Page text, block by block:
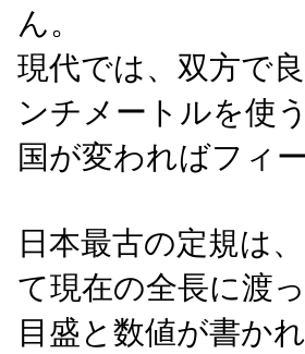
ん。
現代では、双方で
ンチメートルを使
国が変わればフィ
日本最古の定規は
て現在の全長に渡
目盛と数値が書か